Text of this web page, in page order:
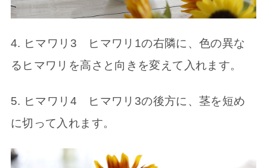
4. ヒマワリ3 ヒマワリ1の右隣に、色の異な
るヒマワリを高さと向きを変えて入れます。
5. ヒマワリ4 ヒマワリ3の後方に、茎を短め
に切って入れます。